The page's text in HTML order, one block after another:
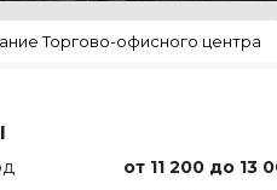
Торгово-офисного центра
от 11 200 до 13